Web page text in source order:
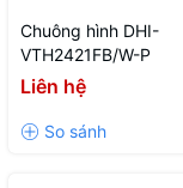
Chuông hình DHI-
VTH2421FB/W-P
Liên hệ